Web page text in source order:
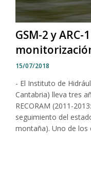
GSM-2 y
15/07/2018
- El Instituto de
Cantabria) lleva tres
RECORAM (2011-
seguimiento del
montaña). Uno de los